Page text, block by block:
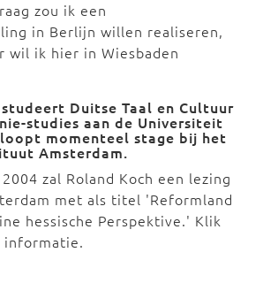
zou ik een
in Berlijn willen realiseren,
wil ik hier in Wiesbaden
Duitse Taal en Cultuur
studies aan de Universiteit
momenteel stage bij het
Amsterdam.
zal Roland Koch een lezing
met als titel 'Reformland
hessische Perspektive.' Klik
informatie.